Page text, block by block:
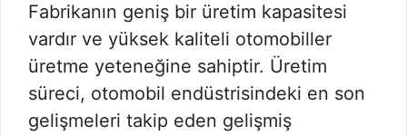
Fabrikanın geniş bir üretim kapasitesi
vardır ve yüksek kaliteli otomobiller
üretme yeteneğine sahiptir. Üretim
süreci, otomobil endüstrisindeki en son
gelişmeleri takip eden gelişmiş